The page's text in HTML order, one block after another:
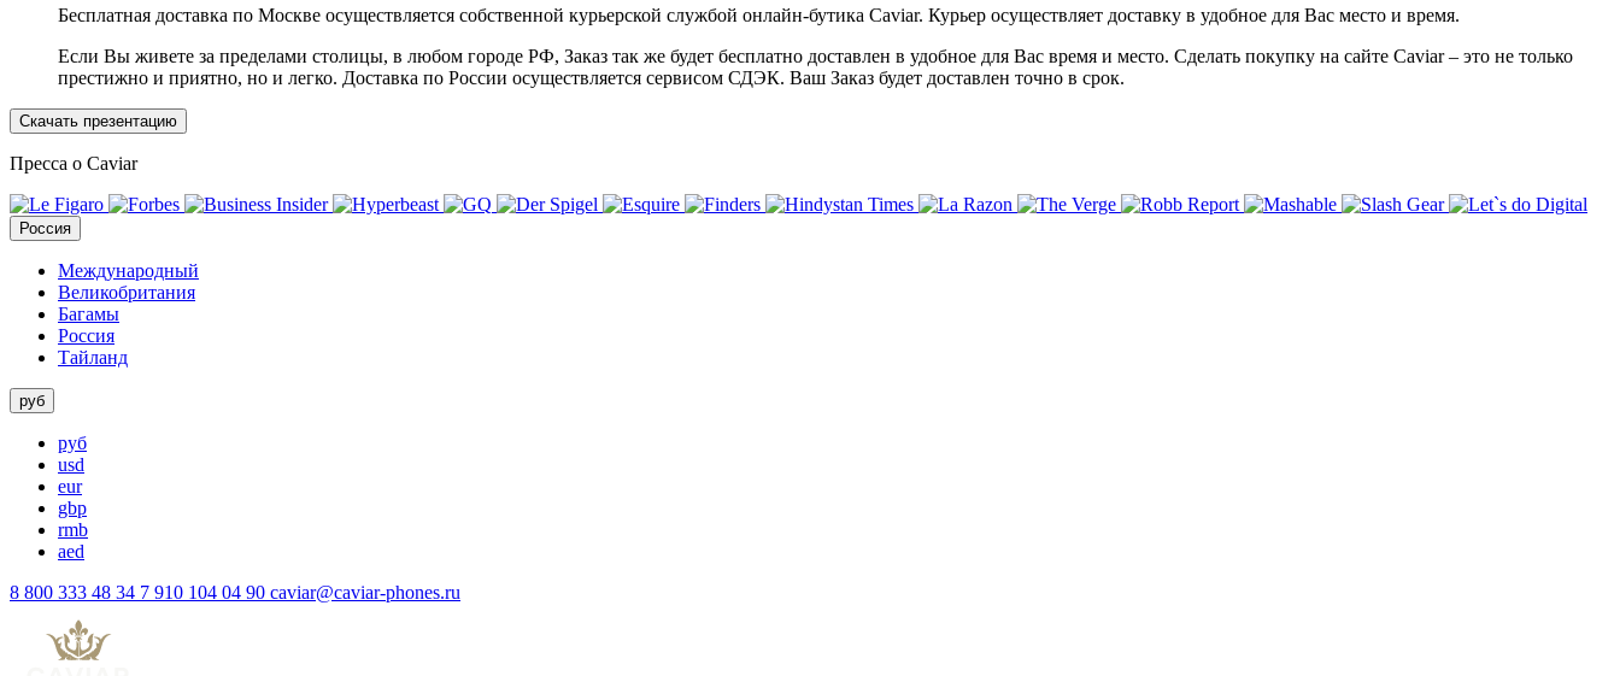
Бесплатная доставка по Москве осуществляется собственной курьерской службой онлайн-бутика Caviar. Курьер осуществляет доставку в удобное для Вас место и время.
Если Вы живете за пределами столицы, в любом городе РФ, Заказ так же будет бесплатно доставлен в удобное для Вас время и место. Сделать покупку на сайте Caviar – это не только
престижно и приятно, но и легко. Доставка по России осуществляется сервисом СДЭК. Ваш Заказ будет доставлен точно в срок.
Скачать презентацию
Пресса о Caviar
Россия
Международный
Великобритания
Багамы
Россия
Тайланд
руб
руб
usd
eur
gbp
rmb
aed
8 800 333 48 34 7 910 104 04 90 caviar@caviar-phones.ru